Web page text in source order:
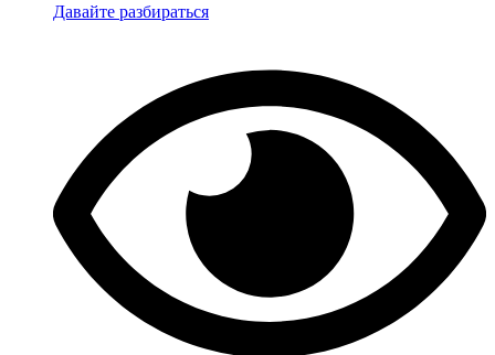
Давайте разбираться